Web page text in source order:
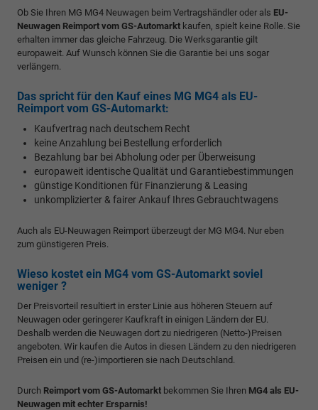
Ob Sie Ihren MG MG4 Neuwagen beim Vertragshändler oder als EU-
Neuwagen Reimport vom GS-Automarkt kaufen, spielt keine Rolle. Sie
erhalten immer das gleiche Fahrzeug. Die Werksgarantie gilt
europaweit. Auf Wunsch können Sie die Garantie bei uns sogar
verlängern.
Das spricht für den Kauf eines MG MG4 als EU-
Reimport vom GS-Automarkt:
Kaufvertrag nach deutschem Recht
keine Anzahlung bei Bestellung erforderlich
Bezahlung bar bei Abholung oder per Überweisung
europaweit identische Qualität und Garantiebestimmungen
günstige Konditionen für Finanzierung & Leasing
unkomplizierter & fairer Ankauf Ihres Gebrauchtwagens
Auch als EU-Neuwagen Reimport überzeugt der MG MG4. Nur eben
zum günstigeren Preis.
Wieso kostet ein MG4 vom GS-Automarkt soviel
weniger ?
Der Preisvorteil resultiert in erster Linie aus höheren Steuern auf
Neuwagen oder geringerer Kaufkraft in einigen Ländern der EU.
Deshalb werden die Neuwagen dort zu niedrigeren (Netto-)Preisen
angeboten. Wir kaufen die Autos in diesen Ländern zu den niedrigeren
Preisen ein und (re-)importieren sie nach Deutschland.
Durch Reimport vom GS-Automarkt bekommen Sie Ihren MG4 als EU-
Neuwagen mit echter Ersparnis!